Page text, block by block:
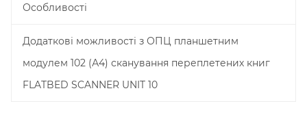
Особливості
Додаткові можливості з ОПЦ планшетним
модулем 102 (А4) сканування переплетених книг
FLATBED SCANNER UNIT 10